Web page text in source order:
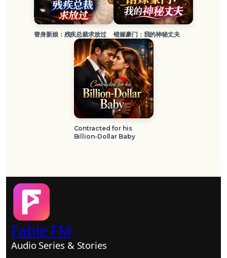
替身新娘：残疾总裁求放过 错嫁豪门：我的神秘丈夫
Contracted for his
Billion-Dollar Baby
Fable FM
Audio Series & Stories